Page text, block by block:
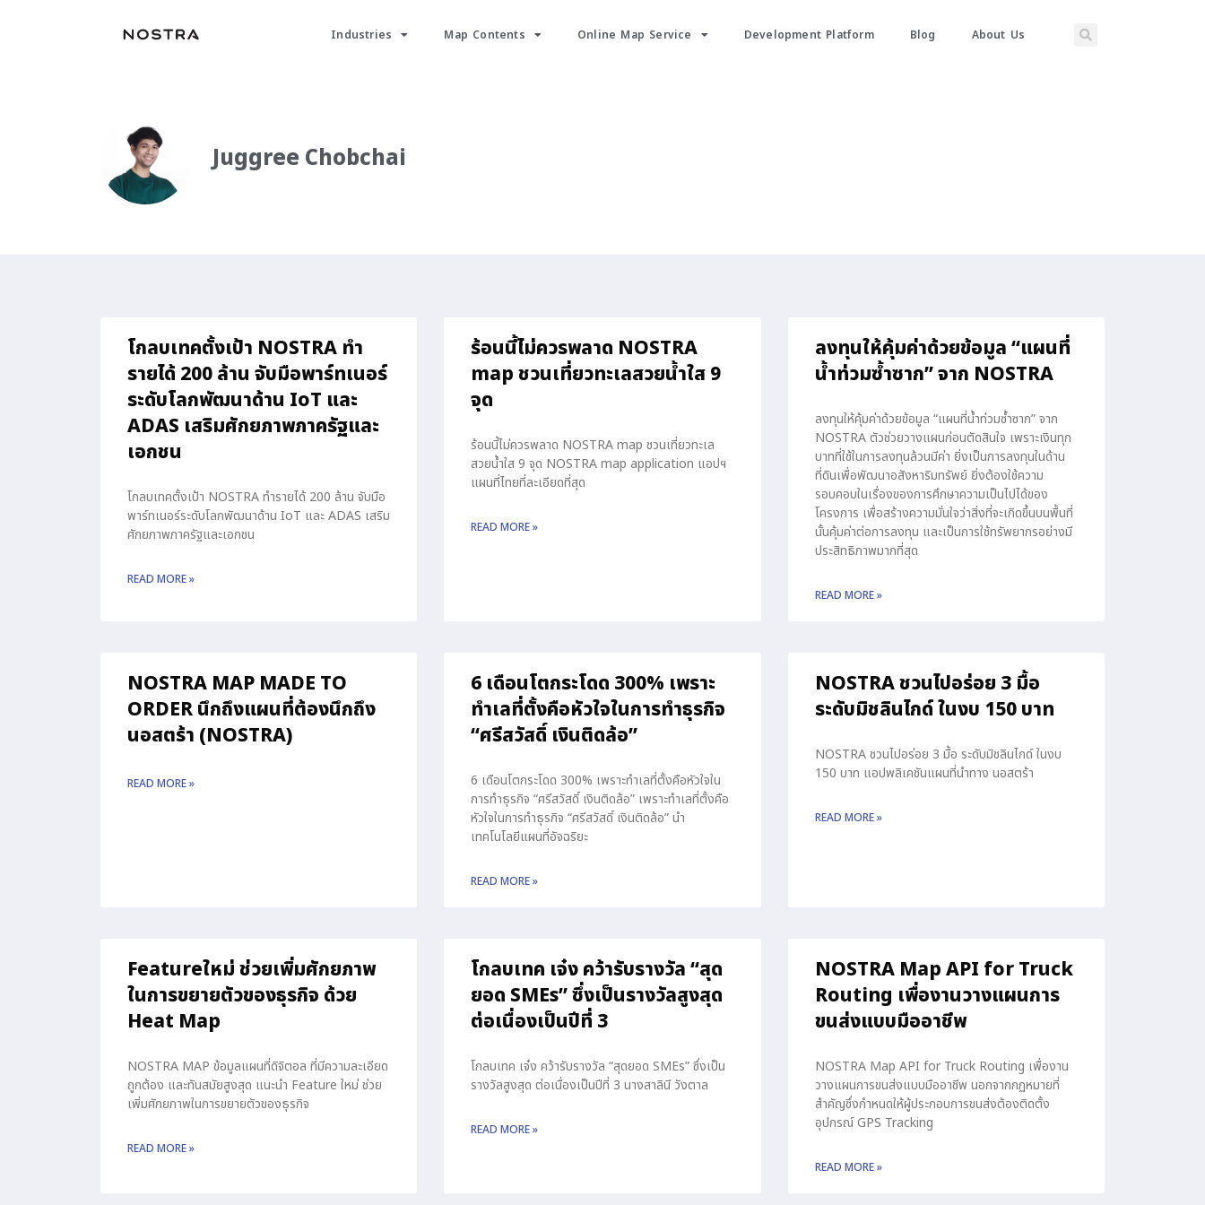
Industries Map Contents Online Map Service Development Platform Blog About Us
Juggree Chobchai
โกลบเทคตั้งเป้า NOSTRA ทำ
รายได้ 200 ล้าน จับมือพาร์ทเนอร์
ระดับโลกพัฒนาด้าน IoT และ
ADAS เสริมศักยภาพภาครัฐและ
เอกชน
โกลบเทคตั้งเป้า NOSTRA ทำรายได้ 200 ล้าน จับมือ
พาร์ทเนอร์ระดับโลกพัฒนาด้าน IoT และ ADAS เสริม
ศักยภาพภาครัฐและเอกชน
READ MORE »
ร้อนนี้ไม่ควรพลาด NOSTRA
map ชวนเที่ยวทะเลสวยน้ำใส 9
จุด
ร้อนนี้ไม่ควรพลาด NOSTRA map ชวนเที่ยวทะเล
สวยน้ำใส 9 จุด NOSTRA map application แอปฯ
แผนที่ไทยที่ละเอียดที่สุด
READ MORE »
ลงทุนให้คุ้มค่าด้วยข้อมูล “แผนที่
น้ำท่วมซ้ำซาก” จาก NOSTRA
ลงทุนให้คุ้มค่าด้วยข้อมูล “แผนที่น้ำท่วมซ้ำซาก” จาก
NOSTRA ตัวช่วยวางแผนก่อนตัดสินใจ เพราะเงินทุก
บาทที่ใช้ในการลงทุนล้วนมีค่า ยิ่งเป็นการลงทุนในด้าน
ที่ดินเพื่อพัฒนาอสังหาริมทรัพย์ ยิ่งต้องใช้ความ
รอบคอบในเรื่องของการศึกษาความเป็นไปได้ของ
โครงการ เพื่อสร้างความมั่นใจว่าสิ่งที่จะเกิดขึ้นบนพื้นที่
นั้นคุ้มค่าต่อการลงทุน และเป็นการใช้ทรัพยากรอย่างมี
ประสิทธิภาพมากที่สุด
READ MORE »
NOSTRA MAP MADE TO
ORDER นึกถึงแผนที่ต้องนึกถึง
นอสตร้า (NOSTRA)
READ MORE »
6 เดือนโตกระโดด 300% เพราะ
ทำเลที่ตั้งคือหัวใจในการทำธุรกิจ
“ศรีสวัสดิ์ เงินติดล้อ”
6 เดือนโตกระโดด 300% เพราะทำเลที่ตั้งคือหัวใจใน
การทำธุรกิจ “ศรีสวัสดิ์ เงินติดล้อ” เพราะทำเลที่ตั้งคือ
หัวใจในการทำธุรกิจ “ศรีสวัสดิ์ เงินติดล้อ” นำ
เทคโนโลยีแผนที่อัจฉริยะ
READ MORE »
NOSTRA ชวนไปอร่อย 3 มื้อ
ระดับมิชลินไกด์ ในงบ 150 บาท
NOSTRA ชวนไปอร่อย 3 มื้อ ระดับมิชลินไกด์ ในงบ
150 บาท แอปพลิเคชันแผนที่นำทาง นอสตร้า
READ MORE »
Featureใหม่ ช่วยเพิ่มศักยภาพ
ในการขยายตัวของธุรกิจ ด้วย
Heat Map
NOSTRA MAP ข้อมูลแผนที่ดิจิตอล ที่มีความละเอียด
ถูกต้อง และทันสมัยสูงสุด แนะนำ Feature ใหม่ ช่วย
เพิ่มศักยภาพในการขยายตัวของธุรกิจ
READ MORE »
โกลบเทค เจ๋ง คว้ารับรางวัล “สุด
ยอด SMEs” ซึ่งเป็นรางวัลสูงสุด
ต่อเนื่องเป็นปีที่ 3
โกลบเทค เจ๋ง คว้ารับรางวัล “สุดยอด SMEs” ซึ่งเป็น
รางวัลสูงสุด ต่อเนื่องเป็นปีที่ 3 นางสาลินี วังตาล
READ MORE »
NOSTRA Map API for Truck
Routing เพื่องานวางแผนการ
ขนส่งแบบมืออาชีพ
NOSTRA Map API for Truck Routing เพื่องาน
วางแผนการขนส่งแบบมืออาชีพ นอกจากกฏหมายที่
สำคัญซึ่งกำหนดให้ผู้ประกอบการขนส่งต้องติดตั้ง
อุปกรณ์ GPS Tracking
READ MORE »